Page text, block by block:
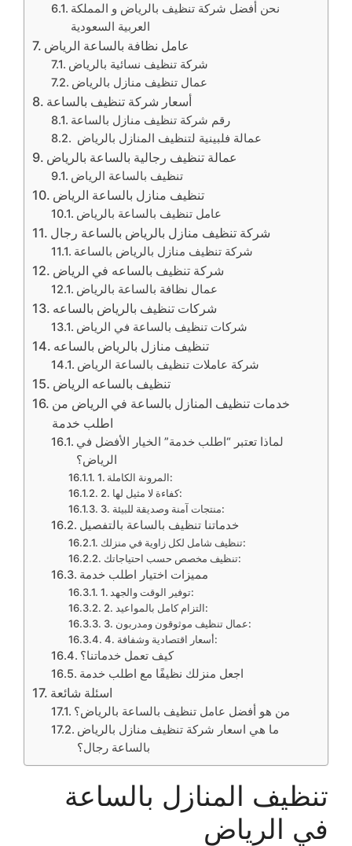
نحن أفضل شركة تنظيف بالرياض و المملكة
العربية السعودية
عامل نظافة بالساعة الرياض
شركة تنظيف نسائية بالرياض
عمال تنظيف منازل بالرياض
أسعار شركة تنظيف بالساعة
عمالة فلبينية لتنظيف المنازل بالرياض
عمالة تنظيف رجالية بالساعة بالرياض
تنظيف بالساعة الرياض
تنظيف منازل بالساعة الرياض
عامل تنظيف بالساعة بالرياض
شركة تنظيف منازل بالرياض بالساعة رجال
شركة تنظيف منازل بالرياض بالساعة
شركة تنظيف بالساعه في الرياض
عمال نظافة بالساعة بالرياض
شركات تنظيف بالرياض بالساعه
شركات تنظيف بالساعة في الرياض
تنظيف منازل بالرياض بالساعه
شركة عاملات تنظيف بالساعة الرياض
تنظيف بالساعه الرياض
خدمات تنظيف المنازل بالساعة في الرياض من
اطلب خدمة
لماذا تعتبر “اطلب خدمة” الخيار الأفضل في
الرياض؟
1. المرونة الكاملة:
2. كفاءة لا مثيل لها:
3. منتجات آمنة وصديقة للبيئة:
خدماتنا تنظيف بالساعة بالتفصيل
تنظيف شامل لكل زاوية في منزلك:
تنظيف مخصص حسب احتياجاتك:
مميزات اختيار اطلب خدمة
1. توفير الوقت والجهد:
2. التزام كامل بالمواعيد:
3. عمال تنظيف موثوقون ومدربون:
4. أسعار اقتصادية وشفافة:
كيف تعمل خدماتنا؟
اجعل منزلك نظيفًا مع اطلب خدمة
اسئلة شائعة
من هو أفضل عامل تنظيف بالساعة بالرياض؟
ما هي اسعار شركة تنظيف منازل بالرياض
بالساعة رجال؟
تنظيف المنازل بالساعة
في الرياض